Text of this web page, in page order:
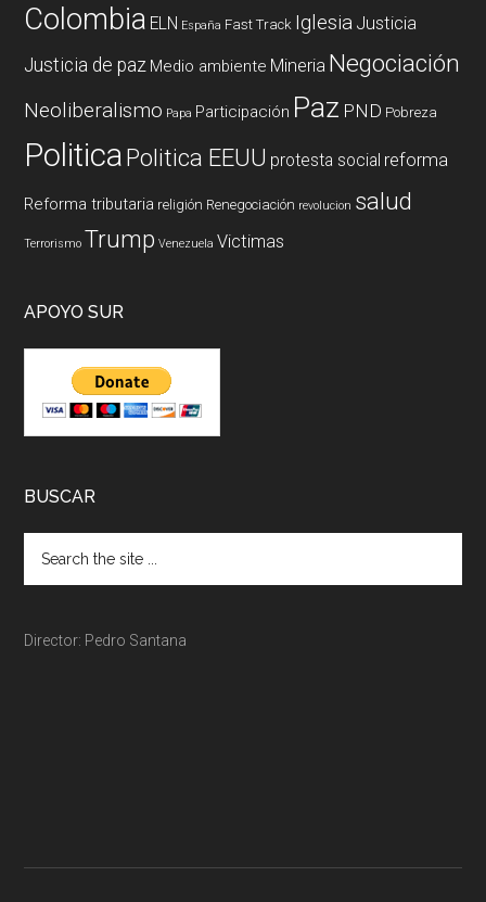
Colombia ELN España Fast Track Iglesia Justicia
Justicia de paz Medio ambiente Mineria Negociación
Neoliberalismo Papa Participación Paz PND Pobreza
PoliticaPolitica EEUU protesta social reforma
Reforma tributaria religión Renegociación revolucion salud
Terrorismo Trump Venezuela Victimas
APOYO SUR
BUSCAR
Director: Pedro Santana